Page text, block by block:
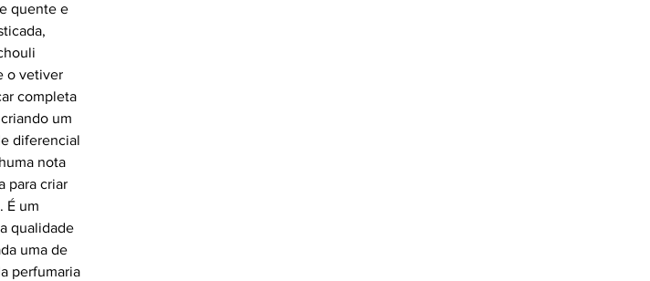
quente e
o vetiver
completa
um
diferencial
nota
para criar
É um
qualidade
uma de
perfumaria